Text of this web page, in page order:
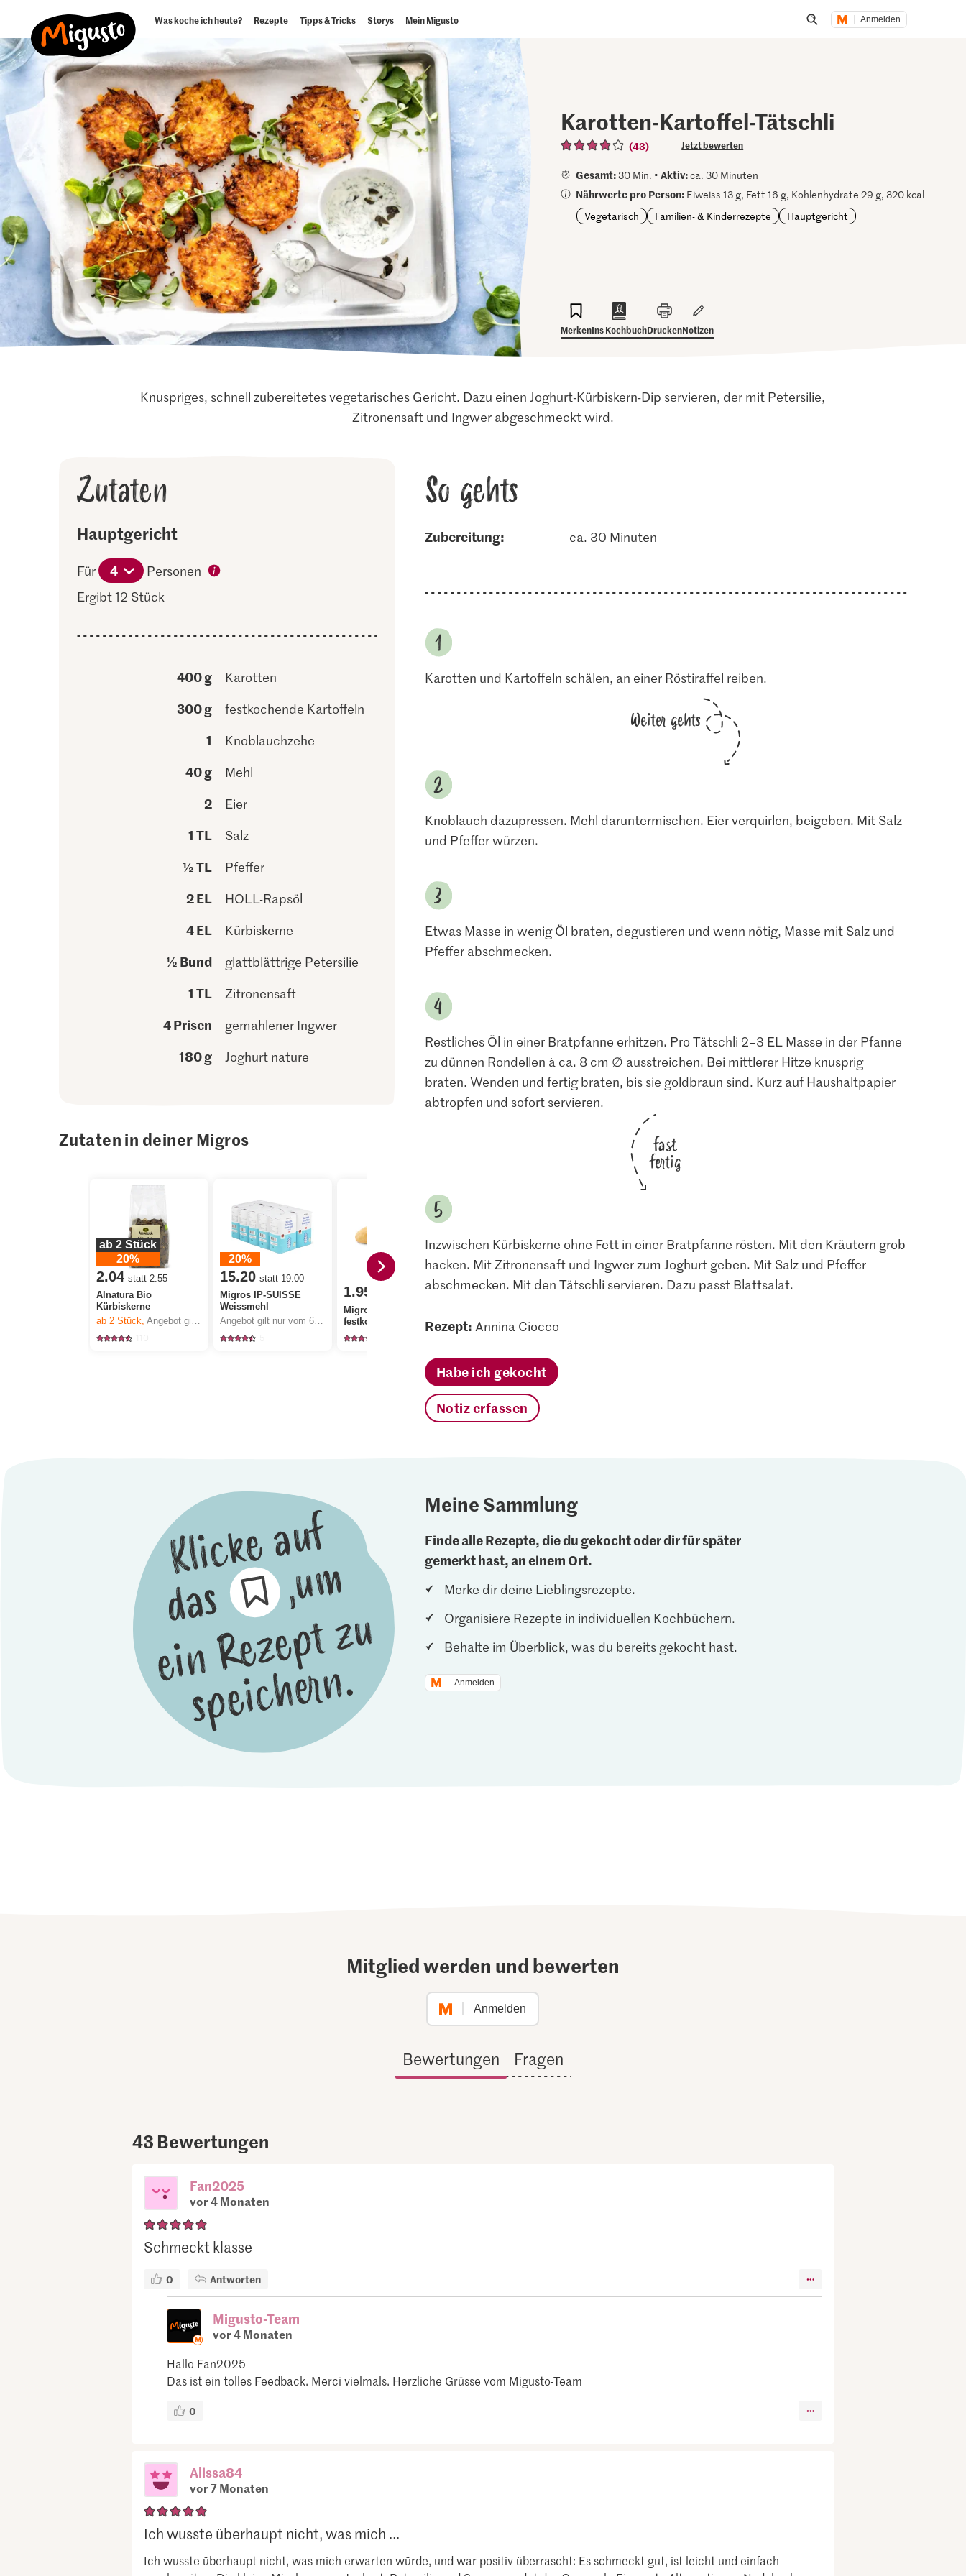
Was koche ich heute? Rezepte Tipps & Tricks Storys Mein Migusto Anmelden
Karotten-Kartoffel-Tätschli
(43) Jetzt bewerten
Gesamt: 30 Min. •Aktiv:ca. 30 Minuten
Nährwerte pro Person: Eiweiss 13 g, Fett 16 g, Kohlenhydrate 29 g, 320 kcal
Vegetarisch
Familien- & Kinderrezepte Hauptgericht
MerkenIns KochbuchDruckenNotizen
Knuspriges, schnell zubereitetes vegetarisches Gericht. Dazu einen Joghurt-Kürbiskern-Dip servieren, der mit Petersilie,
Zitronensaft und Ingwer abgeschmeckt wird.
Zutaten
Hauptgericht
Für 4
Personen
Ergibt 12 Stück
400 g Karotten
300 g festkochende Kartoffeln
1 Knoblauchzehe
40 g Mehl
2 Eier
1 TL Salz
½ TL Pfeffer
2 EL HOLL-Rapsöl
4 EL Kürbiskerne
½ Bund glattblättrige Petersilie
1 TL Zitronensaft
4 Prisen gemahlener Ingwer
180 g Joghurt nature
Zutaten in deiner Migros
ab 2 Stück
20%
2.04 statt 2.55
Alnatura Bio
Kürbiskerne
ab 2Stück,Angebot gilt nur vom 6.8. bis 12.8.2026, solange Vorrat.
20%
15.20 statt 19.00
Migros IP-SUISSE
Weissmehl
Angebot gilt nur vom 6.8. bis 12.8.2026, solange Vorrat.
1.95
Migros Kartoffeln
festkochend
Migros Karotten
Aktueller Tagespreis
0.80
So gehts
Zubereitung: ca. 30 Minuten
Karotten und Kartoffeln schälen, an einer Röstiraffel reiben.
Weiter gehts
Knoblauch dazupressen. Mehl daruntermischen. Eier verquirlen, beigeben. Mit Salz
und Pfeffer würzen.
Etwas Masse in wenig Öl braten, degustieren und wenn nötig, Masse mit Salz und
Pfeffer abschmecken.
Restliches Öl in einer Bratpfanne erhitzen. Pro Tätschli 2–3 EL Masse in der Pfanne
zu dünnen Rondellen à ca. 8 cm ∅ ausstreichen. Bei mittlerer Hitze knusprig
braten. Wenden und fertig braten, bis sie goldbraun sind. Kurz auf Haushaltpapier
abtropfen und sofort servieren.
fast
fertig
Inzwischen Kürbiskerne ohne Fett in einer Bratpfanne rösten. Mit den Kräutern grob
hacken. Mit Zitronensaft und Ingwer zum Joghurt geben. Mit Salz und Pfeffer
abschmecken. Mit den Tätschli servieren. Dazu passt Blattsalat.
Rezept: Annina Ciocco
Habe ich gekocht
Notiz erfassen
Meine Sammlung
Finde alle Rezepte, die du gekocht oder dir für später
gemerkt hast, an einem Ort.
Merke dir deine Lieblingsrezepte.
Organisiere Rezepte in individuellen Kochbüchern.
Behalte im Überblick, was du bereits gekocht hast.
Anmelden
Mitglied werden und bewerten
Anmelden
Bewertungen Fragen
43 Bewertungen
Fan2025
vor 4 Monaten
Schmeckt klasse
0 Antworten
Migusto-Team
vor 4 Monaten
Hallo Fan2025
Das ist ein tolles Feedback. Merci vielmals. Herzliche Grüsse vom Migusto-Team
0
Alissa84
vor 7 Monaten
Ich wusste überhaupt nicht, was mich ...
Ich wusste überhaupt nicht, was mich erwarten würde, und war positiv überrascht: Es schmeckt gut, ist leicht und einfach